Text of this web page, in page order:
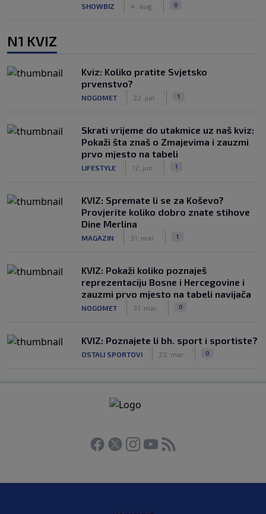
SHOWBIZ 4. aug. 0
N1 KVIZ
Kviz: Koliko pratite Svjetsko
prvenstvo?
NOGOMET 22. jun. 1
Skrati vrijeme do utakmice uz naš kviz:
Pokaži šta znaš o Zmajevima i zauzmi
prvo mjesto na tabeli
LIFESTYLE 12. jun. 1
KVIZ: Spremate li se za Koševo?
Provjerite koliko dobro znate stihove
Dine Merlina
MAGAZIN 31. mar. 1
KVIZ: Pokaži koliko poznaješ
reprezentaciju Bosne i Hercegovine i
zauzmi prvo mjesto na tabeli navijača
NOGOMET 31. mar. 0
KVIZ: Poznajete li bh. sport i sportiste?
OSTALI SPORTOVI 23. mar. 0